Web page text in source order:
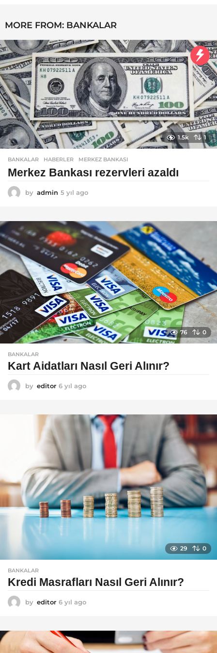
l
g
o
MORE FROM: BANKALAR
1.5k 1
BANKALAR ,HABERLER MERKEZ BANKASI
Merkez Bankası rezervleri azaldı
by admin 5 yıl ago
l
a
g
o
76 0
BANKALAR
Kart Aidatları Nasıl Geri Alınır?
by editor 6 yıl ago
l
a
29 0
BANKALAR
Kredi Masrafları Nasıl Geri Alınır?
by editor 6 yıl ago
l
g